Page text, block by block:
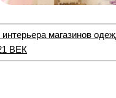
магазинов
ВЕК